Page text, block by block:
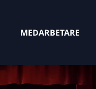
MEDARBETARE